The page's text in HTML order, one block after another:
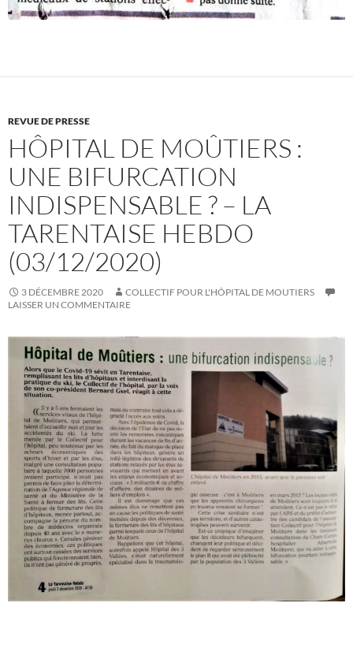
REVUE DE PRESSE
HÔPITAL DE MOÛTIERS :
UNE BIFURCATION
INDISPENSABLE ? – LA
TARENTAISE HEBDO
(03/12/2020)
3 DÉCEMBRE 2020
COLLECTIF POUR L'HÔPITAL DE MOUTIERS
LAISSER UN COMMENTAIRE